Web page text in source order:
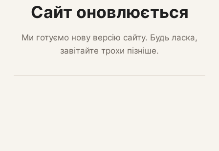
Сайт оновлюється
Ми готуємо нову версію сайту. Будь ласка,
завітайте трохи пізніше.